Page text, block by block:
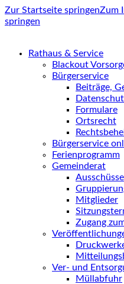
Zur Startseite springenZum
springen
Rathaus & Service
Blackout
Bürgerservice
Beiträge,
Formulare
Ortsrecht
Bürgerservice
Ferienprogramm
Gemeinderat
Ausschüsse
Mitglieder
Zugang
Ver- und
Müllabfuhr